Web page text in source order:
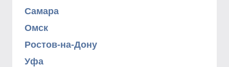
Самара
Омск
Ростов-на-Дону
Уфа